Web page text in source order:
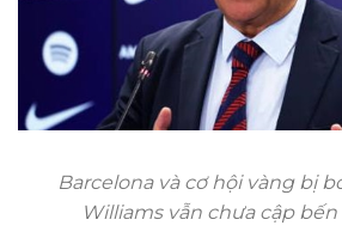
Barcelona và cơ hội vàng bị
Williams vẫn chưa cập